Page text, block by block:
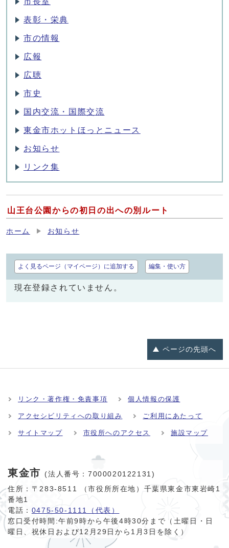
表彰・栄典
市の情報
広報
広聴
市史
国内交流・国際交流
東金市ホットほっとニュース
お知らせ
リンク集
山王台公園からの初日の出への別ルート
ホーム お知らせ
よく見るページ（マイページ）に追加する 編集・使い方
現在登録されていません。
ページの先頭へ
リンク・著作権・免責事項 個人情報の保護
アクセシビリティへの取り組み ご利用にあたって
サイトマップ 市役所へのアクセス 施設マップ
東金市
(法人番号：7000020122131)
住所：〒283-8511 （市役所所在地）千葉県東金市東岩崎1
番地1
電話： 0475-50-1111（代表）
窓口受付時間:午前9時から午後4時30分まで（土曜日・日
曜日、祝休日および12月29日から1月3日を除く）